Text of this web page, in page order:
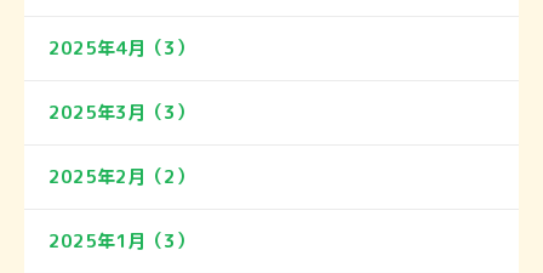
2025年4月（3）
2025年3月（3）
2025年2月（2）
2025年1月（3）